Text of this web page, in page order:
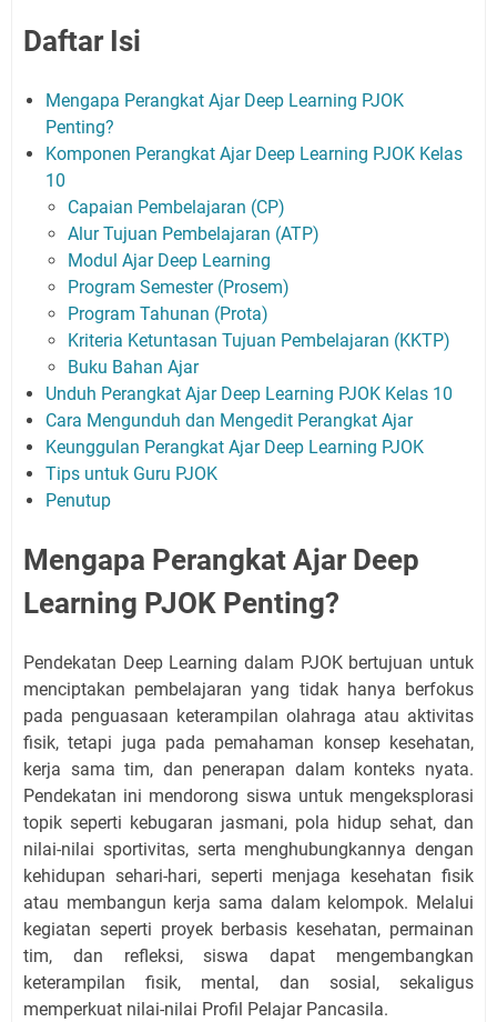
Daftar Isi
Mengapa Perangkat Ajar Deep Learning PJOK
Penting?
Komponen Perangkat Ajar Deep Learning PJOK Kelas
10
Capaian Pembelajaran (CP)
Alur Tujuan Pembelajaran (ATP)
Modul Ajar Deep Learning
Program Semester (Prosem)
Program Tahunan (Prota)
Kriteria Ketuntasan Tujuan Pembelajaran (KKTP)
Buku Bahan Ajar
Unduh Perangkat Ajar Deep Learning PJOK Kelas 10
Cara Mengunduh dan Mengedit Perangkat Ajar
Keunggulan Perangkat Ajar Deep Learning PJOK
Tips untuk Guru PJOK
Penutup
Mengapa Perangkat Ajar Deep
Learning PJOK Penting?
Pendekatan Deep Learning dalam PJOK bertujuan untuk
menciptakan pembelajaran yang tidak hanya berfokus
pada penguasaan keterampilan olahraga atau aktivitas
fisik, tetapi juga pada pemahaman konsep kesehatan,
kerja sama tim, dan penerapan dalam konteks nyata.
Pendekatan ini mendorong siswa untuk mengeksplorasi
topik seperti kebugaran jasmani, pola hidup sehat, dan
nilai-nilai sportivitas, serta menghubungkannya dengan
kehidupan sehari-hari, seperti menjaga kesehatan fisik
atau membangun kerja sama dalam kelompok. Melalui
kegiatan seperti proyek berbasis kesehatan, permainan
tim, dan refleksi, siswa dapat mengembangkan
keterampilan fisik, mental, dan sosial, sekaligus
memperkuat nilai-nilai Profil Pelajar Pancasila.